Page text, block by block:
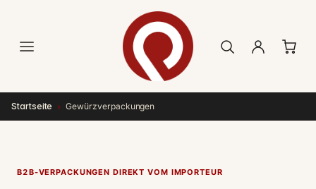
Startseite › Gewürzverpackungen
B2B-VERPACKUNGEN DIREKT VOM IMPORTEUR